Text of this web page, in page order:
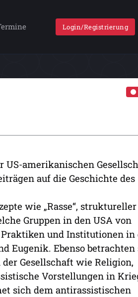
Login/Registrierung
US-amerikanischen
auf die Geschichte des
wie „Rasse“, struktureller
Gruppen in den USA von
und Institutionen in
Eugenik. Ebenso betrachten
Gesellschaft wie Religion,
Vorstellungen in
sich dem antirassistischen